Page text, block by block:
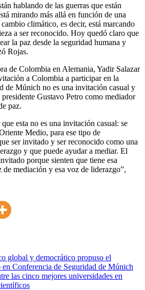
hablando de las guerras que están
mirando más allá en función de una
climático, es decir, está marcando
a ser reconocido. Hoy quedó claro que
la paz desde la seguridad humana y
Rojas.
de Colombia en Alemania, Yadir Salazar
a Colombia a participar en la
de Múnich no es una invitación casual y
Gustavo Petro como mediador
paz.
esta no es una invitación casual: se
Medio, para ese tipo de
ser invitado y ser reconocido como una
y que puede ayudar a mediar. El
porque sienten que tiene esa
de mediación y esa voz de liderazgo”,
global y democrático propuso el
en Conferencia de Seguridad de Múnich
las cinco mejores universidades en